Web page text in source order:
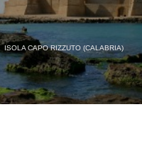
ISOLA CAPO RIZZUTO (CALABRIA)